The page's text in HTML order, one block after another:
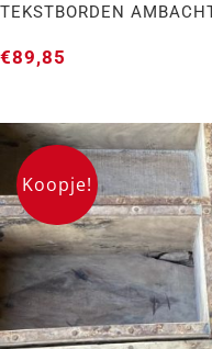
TEKSTBORDEN
TEKSTBORDEN
€89,85
Koopje!